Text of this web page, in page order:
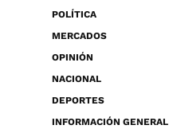
POLÍTICA
MERCADOS
OPINIÓN
NACIONAL
DEPORTES
INFORMACIÓN GENERAL